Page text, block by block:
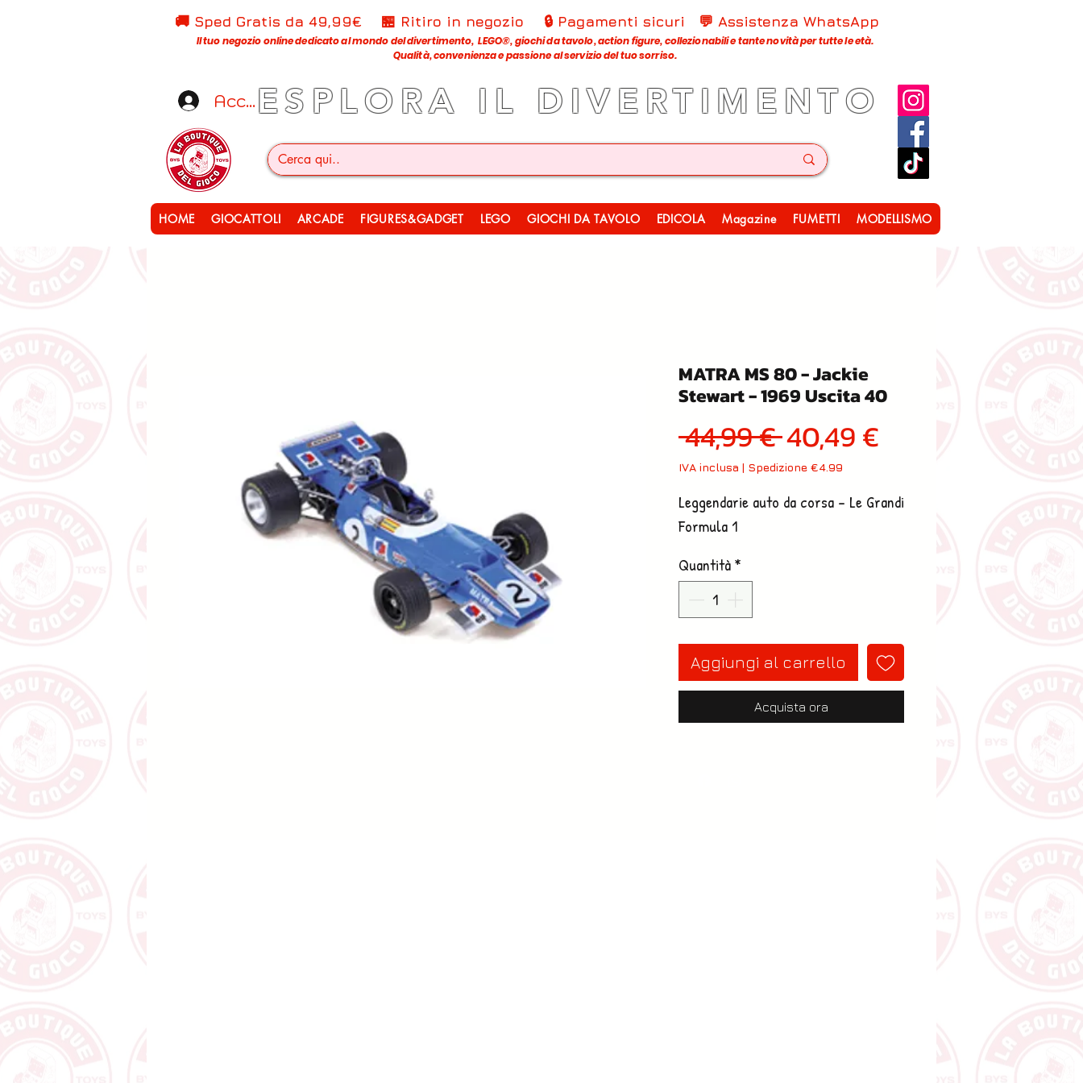
ESPLORA IL DIVERTIMENTO
Accedi
🚚 Sped Gratis da 49,99€ 🏪 Ritiro in negozio 🔒 Pagamenti sicuri 💬 Assistenza WhatsApp
Il tuo negozio online dedicato al mondo del divertimento, LEGO®, giochi da tavolo, action figure, collezionabili e tante novità per tutte le età.
Qualità, convenienza e passione al servizio del tuo sorriso.
HOME GIOCATTOLI ARCADE FIGURES&GADGET LEGO GIOCHI DA TAVOLO EDICOLA Magazine FUMETTI MODELLISMO
MATRA MS 80 - Jackie
Stewart - 1969 Uscita 40
44,99 € Prezzo regolare
40,49 €
IVA inclusa | Spedizione €4.99
Leggendarie auto da corsa - Le Grandi
Formula 1
Quantità*
Aggiungi al carrello
Acquista ora